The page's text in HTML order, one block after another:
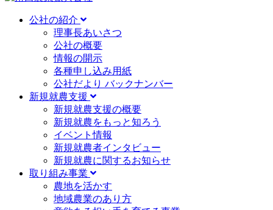
公社の紹介
理事長あいさつ
公社の概要
情報の開示
各種申し込み用紙
公社だより バックナンバー
新規就農支援
新規就農支援の概要
新規就農をもっと知ろう
イベント情報
新規就農者インタビュー
新規就農に関するお知らせ
取り組み事業
農地を活かす
地域農業のあり方